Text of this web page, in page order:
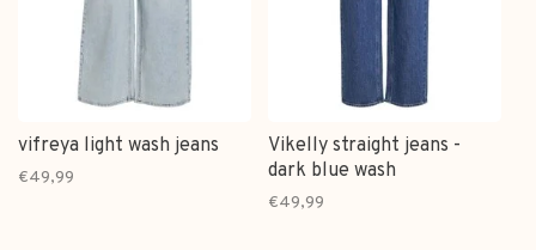
vifreya light wash jeans
€49,99
Vikelly straight jeans -
dark blue wash
€49,99